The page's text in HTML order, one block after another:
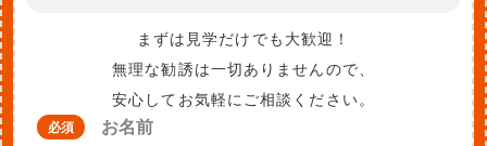
まずは見学だけでも大歓迎！
無理な勧誘は一切ありませんので、
安心してお気軽にご相談ください。
必須 お名前